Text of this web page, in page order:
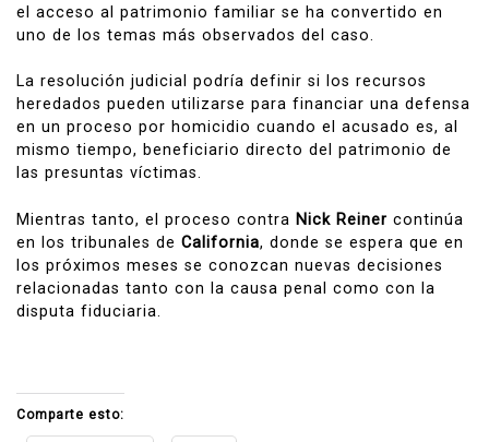
el acceso al patrimonio familiar se ha convertido en
uno de los temas más observados del caso.
La resolución judicial podría definir si los recursos
heredados pueden utilizarse para financiar una defensa
en un proceso por homicidio cuando el acusado es, al
mismo tiempo, beneficiario directo del patrimonio de
las presuntas víctimas.
Mientras tanto, el proceso contra Nick Reiner continúa
en los tribunales de California, donde se espera que en
los próximos meses se conozcan nuevas decisiones
relacionadas tanto con la causa penal como con la
disputa fiduciaria.
Comparte esto: